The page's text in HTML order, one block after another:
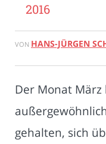
2016
VON HANS-JÜRGEN
Der Monat
gehalten, sich